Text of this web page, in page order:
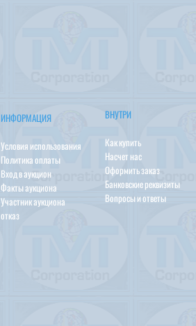
ИНФОРМАЦИЯ
Условия использования
Политика оплаты
Вход в аукцион
Факты аукциона
Участник аукциона
отказ
ВНУТРИ
Как купить
Насчет нас
Оформить заказ
Банковские реквизиты
Вопросы и ответы